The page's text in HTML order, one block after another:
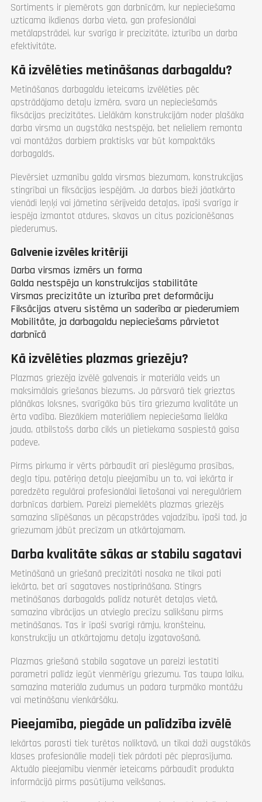
Sortiments ir piemērots gan darbnīcām, kur nepieciešama
uzticama ikdienas darba vieta, gan profesionālai
metālapstrādei, kur svarīga ir precizitāte, izturība un darba
efektivitāte.
Kā izvēlēties metināšanas darbagaldu?
Metināšanas darbagaldu ieteicams izvēlēties pēc
apstrādājamo detaļu izmēra, svara un nepieciešamās
fiksācijas precizitātes. Lielākām konstrukcijām noder plašāka
darba virsma un augstāka nestspēja, bet nelieliem remonta
vai montāžas darbiem praktisks var būt kompaktāks
darbagalds.
Pievērsiet uzmanību galda virsmas biezumam, konstrukcijas
stingrībai un fiksācijas iespējām. Ja darbos bieži jāatkārto
vienādi leņķi vai jāmetina sērijveida detaļas, īpaši svarīga ir
iespēja izmantot atdures, skavas un citus pozicionēšanas
piederumus.
Galvenie izvēles kritēriji
Darba virsmas izmērs un forma
Galda nestspēja un konstrukcijas stabilitāte
Virsmas precizitāte un izturība pret deformāciju
Fiksācijas atveru sistēma un saderība ar piederumiem
Mobilitāte, ja darbagaldu nepieciešams pārvietot
darbnīcā
Kā izvēlēties plazmas griezēju?
Plazmas griezēja izvēlē galvenais ir materiāla veids un
maksimālais griešanas biezums. Ja pārsvarā tiek grieztas
plānākas loksnes, svarīgāka būs tīra griezuma kvalitāte un
ērta vadība. Biezākiem materiāliem nepieciešama lielāka
jauda, atbilstošs darba cikls un pietiekama saspiestā gaisa
padeve.
Pirms pirkuma ir vērts pārbaudīt arī pieslēguma prasības,
degļa tipu, patēriņa detaļu pieejamību un to, vai iekārta ir
paredzēta regulārai profesionālai lietošanai vai neregulāriem
darbnīcas darbiem. Pareizi piemeklēts plazmas griezējs
samazina slīpēšanas un pēcapstrādes vajadzību, īpaši tad, ja
griezumam jābūt precīzam un atkārtojamam.
Darba kvalitāte sākas ar stabilu sagatavi
Metināšanā un griešanā precizitāti nosaka ne tikai pati
iekārta, bet arī sagataves nostiprināšana. Stingrs
metināšanas darbagalds palīdz noturēt detaļas vietā,
samazina vibrācijas un atvieglo precīzu salikšanu pirms
metināšanas. Tas ir īpaši svarīgi rāmju, kronšteinu,
konstrukciju un atkārtojamu detaļu izgatavošanā.
Plazmas griešanā stabila sagatave un pareizi iestatīti
parametri palīdz iegūt vienmērīgu griezumu. Tas taupa laiku,
samazina materiāla zudumus un padara turpmāko montāžu
vai metināšanu vienkāršāku.
Pieejamība, piegāde un palīdzība izvēlē
Iekārtas parasti tiek turētas noliktavā, un tikai daži augstākās
klases profesionālie modeļi tiek pārdoti pēc pieprasījuma.
Aktuālo pieejamību vienmēr ieteicams pārbaudīt produkta
informācijā pirms pasūtījuma veikšanas.